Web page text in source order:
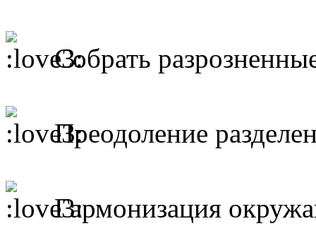
Собрать
Преодоление
Гармонизация